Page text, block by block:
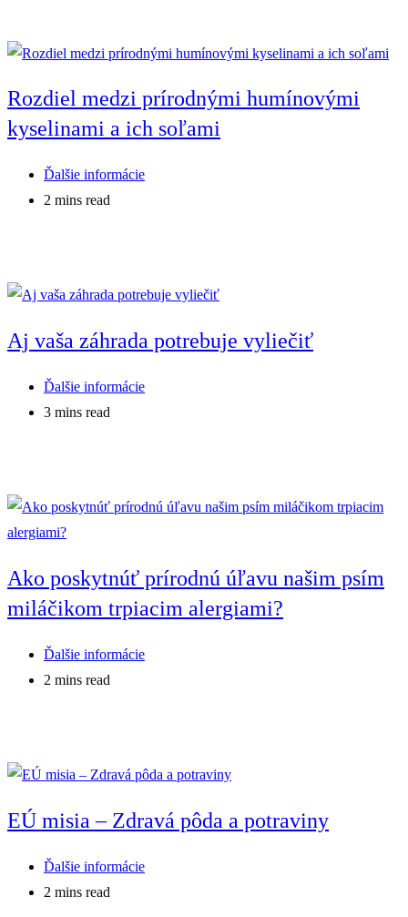
Rozdiel medzi prírodnými humínovými
kyselinami a ich soľami
Post
category:
Ďalšie informácie
Reading
2 mins read
Aj vaša záhrada potrebuje vyliečiť
Post
category:
Ďalšie informácie
Reading
3 mins read
Ako poskytnúť prírodnú úľavu našim psím
miláčikom trpiacim alergiami?
Post
category:
Ďalšie informácie
Reading
2 mins read
EÚ misia – Zdravá pôda a potraviny
Post
category:
Ďalšie informácie
Reading
2 mins read